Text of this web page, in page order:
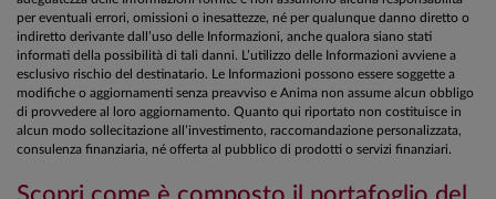
per eventuali errori, omissioni o inesattezze, né per qualunque danno diretto o
indiretto derivante dall’uso delle Informazioni, anche qualora siano stati
informati della possibilità di tali danni. L’utilizzo delle Informazioni avviene a
esclusivo rischio del destinatario. Le Informazioni possono essere soggette a
modifiche o aggiornamenti senza preavviso e Anima non assume alcun obbligo
di provvedere al loro aggiornamento. Quanto qui riportato non costituisce in
alcun modo sollecitazione all’investimento, raccomandazione personalizzata,
consulenza finanziaria, né offerta al pubblico di prodotti o servizi finanziari.